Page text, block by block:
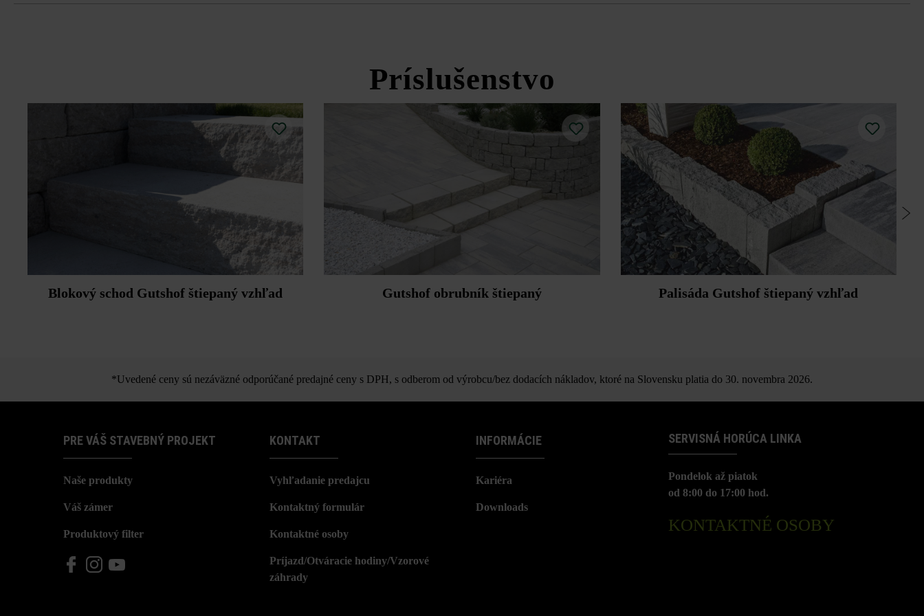
Príslušenstvo
Blokový schod Gutshof štiepaný vzhľad Gutshof obrubník štiepaný Palisáda Gutshof štiepaný vzhľad
*Uvedené ceny sú nezáväzné odporúčané predajné ceny s DPH, s odberom od výrobcu/bez dodacích nákladov, ktoré na Slovensku platia do 30. novembra 2026.
PRE VÁŠ STAVEBNÝ PROJEKT
Naše produkty
Váš zámer
Produktový filter
KONTAKT
Vyhľadanie predajcu
Kontaktný formulár
Kontaktné osoby
Príjazd/Otváracie hodiny/Vzorové
záhrady
INFORMÁCIE
Kariéra
Downloads
SERVISNÁ HORÚCA LINKA
Pondelok až piatok
od 8:00 do 17:00 hod.
KONTAKTNÉ OSOBY